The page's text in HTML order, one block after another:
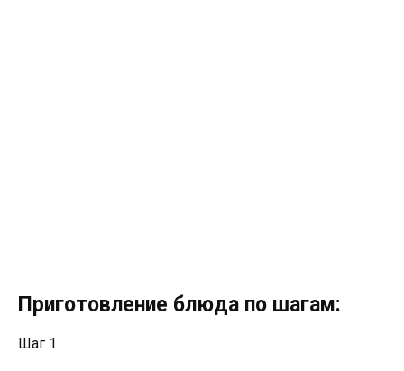
Приготовление блюда по шагам:
Шаг 1